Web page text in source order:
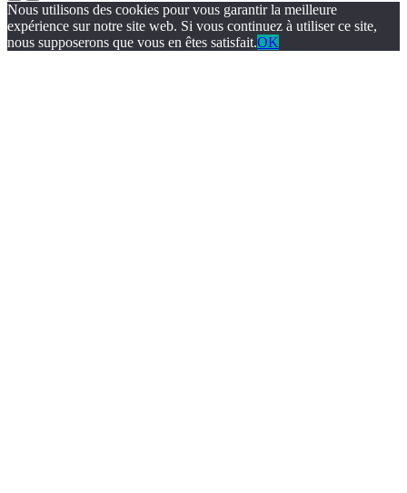
Nous utilisons des cookies pour vous garantir la meilleure
expérience sur notre site web. Si vous continuez à utiliser ce site,
nous supposerons que vous en êtes satisfait.OK